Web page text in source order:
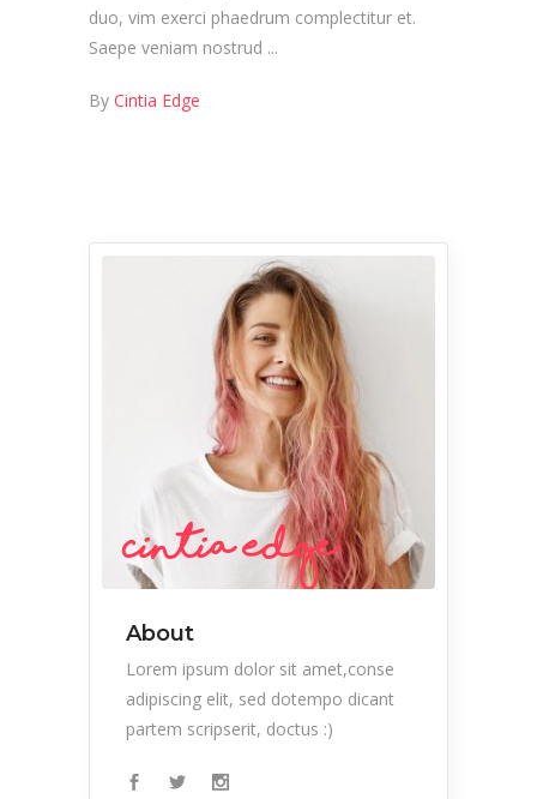
duo, vim exerci phaedrum complectitur et.
Saepe veniam nostrud
By Cintia Edge
Cintia Edge
About
Lorem ipsum dolor sit amet,conse
adipiscing elit, sed dotempo dicant
partem scripserit, doctus :)